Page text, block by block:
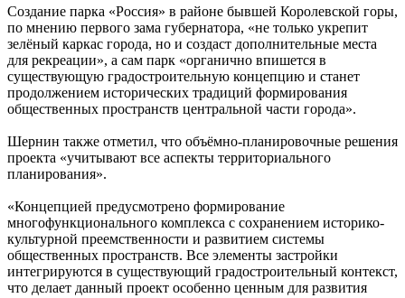
Создание парка «Россия» в районе бывшей Королевской горы,
по мнению первого зама губернатора, «не только укрепит
зелёный каркас города, но и создаст дополнительные места
для рекреации», а сам парк «органично впишется в
существующую градостроительную концепцию и станет
продолжением исторических традиций формирования
общественных пространств центральной части города».
Шернин также отметил, что объёмно-планировочные решения
проекта «учитывают все аспекты территориального
планирования».
«Концепцией предусмотрено формирование
многофункционального комплекса с сохранением историко-
культурной преемственности и развитием системы
общественных пространств. Все элементы застройки
интегрируются в существующий градостроительный контекст,
что делает данный проект особенно ценным для развития